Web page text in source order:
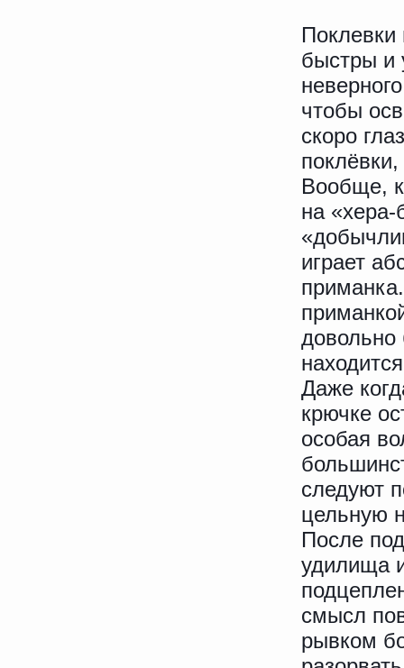
быстры и
чтобы
скоро
Вообще,
на
играет
довольно
Даже
крючке
особая
следуют
цельную
После
удилища
смысл
рывком